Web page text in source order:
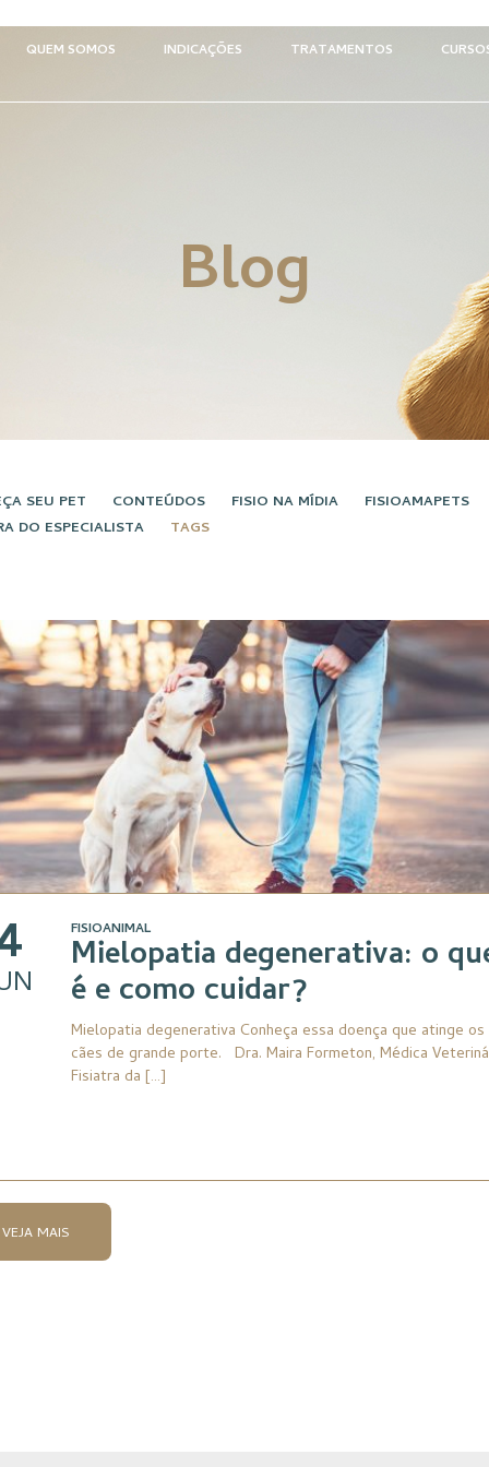
QUEM SOMOS INDICAÇÕES TRATAMENTOS
Blog
SEU PET CONTEÚDOS FISIO NA MÍDIA
FISIOAMAPETS
DO ESPECIALISTA
TAGS
FISIOANIMAL
Mielopatia degenerativa: o
é e como cuidar?
Mielopatia degenerativa Conheça essa doença que atinge os
cães de grande porte. Dra. Maira Formeton, Médica
Fisiatra da […]
VEJA MAIS